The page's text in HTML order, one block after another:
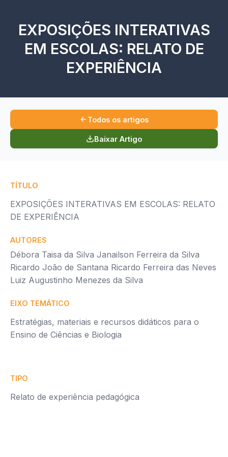
EXPOSIÇÕES INTERATIVAS
EM ESCOLAS: RELATO DE
EXPERIÊNCIA
Todos os artigos
Baixar Artigo
TÍTULO
EXPOSIÇÕES INTERATIVAS EM ESCOLAS: RELATO
DE EXPERIÊNCIA
AUTORES
Débora Taisa da Silva Janailson Ferreira da Silva
Ricardo João de Santana Ricardo Ferreira das Neves
Luiz Augustinho Menezes da Silva
EIXO TEMÁTICO
Estratégias, materiais e recursos didáticos para o
Ensino de Ciências e Biologia
TIPO
Relato de experiência pedagógica